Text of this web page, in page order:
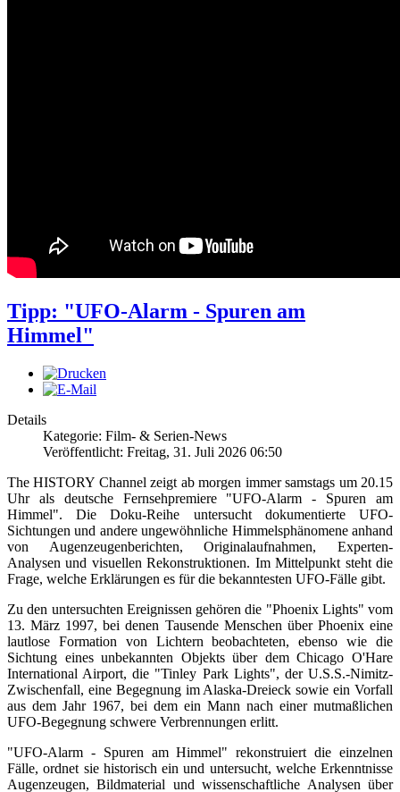
Tipp: "UFO-Alarm - Spuren am
Himmel"
Details
Kategorie: Film- & Serien-News
Veröffentlicht: Freitag, 31. Juli 2026 06:50
The HISTORY Channel zeigt ab morgen immer samstags um 20.15
Uhr als deutsche Fernsehpremiere "UFO-Alarm - Spuren am
Himmel". Die Doku-Reihe untersucht dokumentierte UFO-
Sichtungen und andere ungewöhnliche Himmelsphänomene anhand
von Augenzeugenberichten, Originalaufnahmen, Experten-
Analysen und visuellen Rekonstruktionen. Im Mittelpunkt steht die
Frage, welche Erklärungen es für die bekanntesten UFO-Fälle gibt.
Zu den untersuchten Ereignissen gehören die "Phoenix Lights" vom
13. März 1997, bei denen Tausende Menschen über Phoenix eine
lautlose Formation von Lichtern beobachteten, ebenso wie die
Sichtung eines unbekannten Objekts über dem Chicago O'Hare
International Airport, die "Tinley Park Lights", der U.S.S.-Nimitz-
Zwischenfall, eine Begegnung im Alaska-Dreieck sowie ein Vorfall
aus dem Jahr 1967, bei dem ein Mann nach einer mutmaßlichen
UFO-Begegnung schwere Verbrennungen erlitt.
"UFO-Alarm - Spuren am Himmel" rekonstruiert die einzelnen
Fälle, ordnet sie historisch ein und untersucht, welche Erkenntnisse
Augenzeugen, Bildmaterial und wissenschaftliche Analysen über